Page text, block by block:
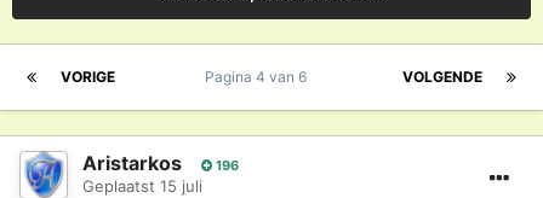
VORIGE VOLGENDE
Pagina 4 van 6
Aristarkos 196
Geplaatst 15 juli